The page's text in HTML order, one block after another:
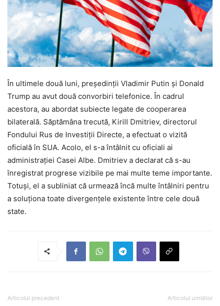
În ultimele două luni, președinții Vladimir Putin și Donald
Trump au avut două convorbiri telefonice. În cadrul
acestora, au abordat subiecte legate de cooperarea
bilaterală. Săptămâna trecută, Kirill Dmitriev, directorul
Fondului Rus de Investiții Directe, a efectuat o vizită
oficială în SUA. Acolo, el s-a întâlnit cu oficiali ai
administrației Casei Albe. Dmitriev a declarat că s-au
înregistrat progrese vizibile pe mai multe teme importante.
Totuși, el a subliniat că urmează încă multe întâlniri pentru
a soluționa toate divergențele existente între cele două
state.
Articolul precedent Articolul următor